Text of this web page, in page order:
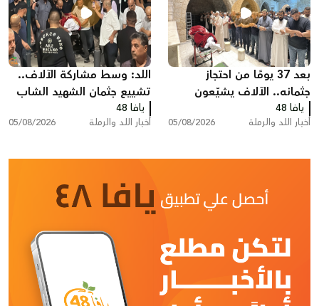
بعد 37 يومًا من احتجاز
جثمانه.. الآلاف يشيّعون
المغدور سامي أحمد
جعصوص في اللد
يافا 48
أخبار اللد والرملة 05/08/2026
اللد: وسط مشاركة الآلاف..
تشييع جثمان الشهيد الشاب
سامي جعصوص
يافا 48
أخبار اللد والرملة 05/08/2026